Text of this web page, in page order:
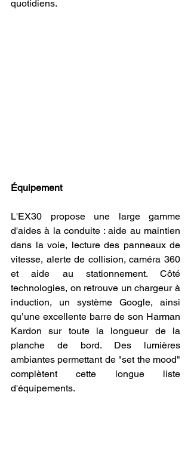
quotidiens.
Équipement
L'EX30 propose une large gamme
d'aides à la conduite : aide au maintien
dans la voie, lecture des panneaux de
vitesse, alerte de collision, caméra 360
et aide au stationnement. Côté
technologies, on retrouve un chargeur à
induction, un système Google, ainsi
qu’une excellente barre de son Harman
Kardon sur toute la longueur de la
planche de bord. Des lumières
ambiantes permettant de "set the mood"
complètent cette longue liste
d'équipements.